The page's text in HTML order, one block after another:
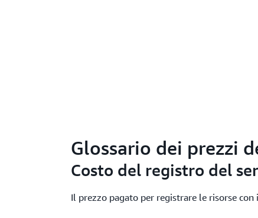
Glossario dei prezzi
Costo del registro del
Il prezzo pagato per registrare le risorse con